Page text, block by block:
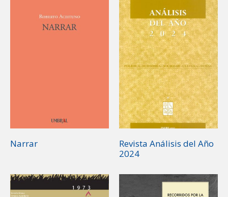
Narrar
Revista Análisis del Año
2024